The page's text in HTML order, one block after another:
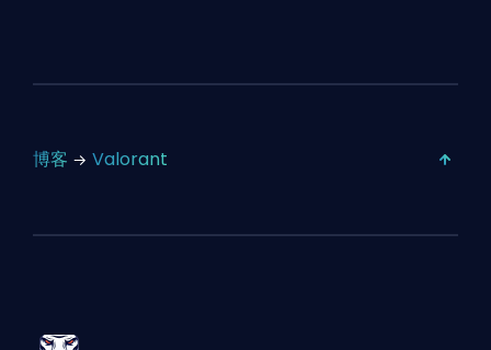
博客 Valorant